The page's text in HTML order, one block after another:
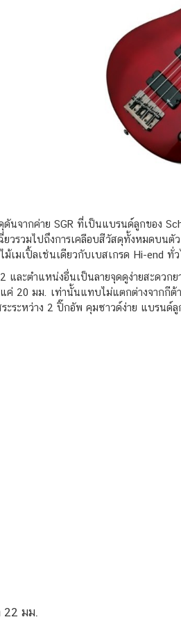
ดันจากค่าย SGR ที่เป็นแบรนด์ลูกของ
วรวมไปถึงการเคลือบสีวัสดุทั้งหมดบน
มเปิ้ลเช่นเดียวกับเบสเกรด Hi-end ทั่ว
และตำแหน่งอื่นเป็นลายจุดดูง่ายสะดว
20 มม. เท่านั้นแทบไม่แตกต่างจากกีต้
ระหว่าง 2 ปิ๊กอัพ คุมซาวด์ง่าย แบรนด์
22 มม.